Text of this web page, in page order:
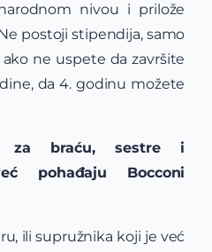
nivou i prilože
postoji stipendija, samo
ne uspete da završite
da 4. godinu možete
za braću, sestre i
pohađaju Bocconi
ili supružnika koji je već